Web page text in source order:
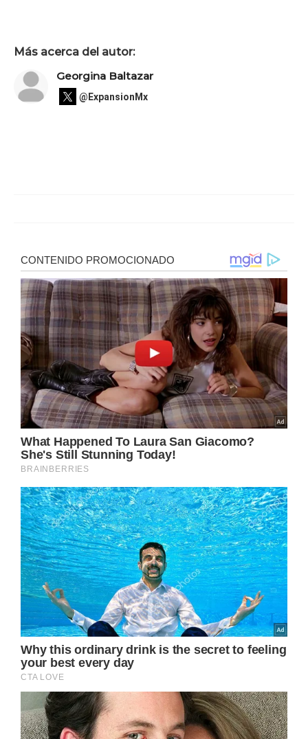
Más acerca del autor:
Georgina Baltazar
@ExpansionMx